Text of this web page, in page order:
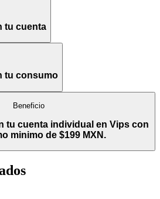
tu cuenta
tu consumo
Beneficio
tu cuenta individual en Vips con
minimo de $199 MXN.